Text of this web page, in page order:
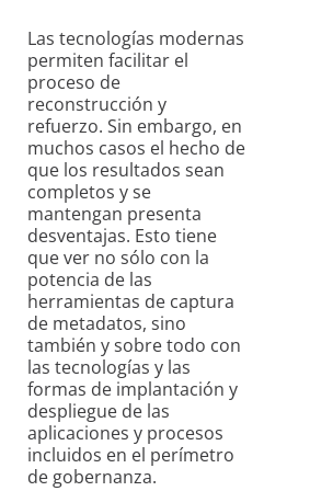
Las tecnologías modernas
permiten facilitar el
proceso de
reconstrucción y
refuerzo. Sin embargo, en
muchos casos el hecho de
que los resultados sean
completos y se
mantengan presenta
desventajas. Esto tiene
que ver no sólo con la
potencia de las
herramientas de captura
de metadatos, sino
también y sobre todo con
las tecnologías y las
formas de implantación y
despliegue de las
aplicaciones y procesos
incluidos en el perímetro
de gobernanza.